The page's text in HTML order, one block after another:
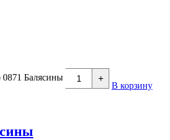
0871 Балясины +
В корзину